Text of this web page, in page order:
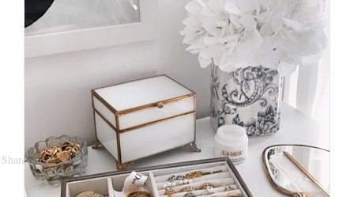
“Il diamante che visse due
volte”
Share